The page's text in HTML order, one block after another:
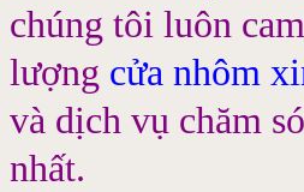
chúng tôi luôn
lượng cửa nhôm
và dịch vụ chăm
nhất.